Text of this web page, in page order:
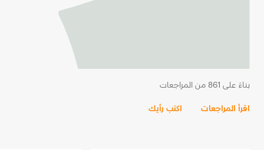
بناءً على 861 من المراجعات
اقرأ المراجعات اكتب رأيك